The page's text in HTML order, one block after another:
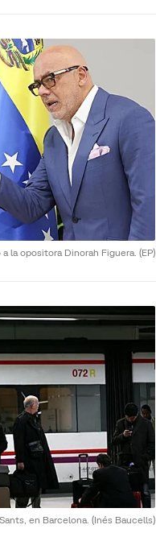
la opositora Dinorah Figuera. (EP)
en Barcelona. (Inés Baucells)